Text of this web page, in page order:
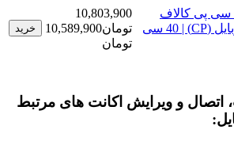
کالاف
دیوتی موبایل (CP) | 40 سی
10,803,900
تومان10,589,900
خرید
اکانت های مرتبط